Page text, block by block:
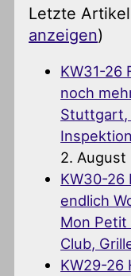
Letzte
anzeigen)
KW31-26
noch
Stuttgart,
2. August
KW30-26
endlich
Mon Petit
Club,
KW29-26